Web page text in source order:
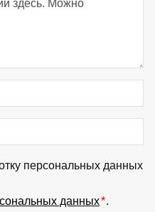
персональных данных
данных*.